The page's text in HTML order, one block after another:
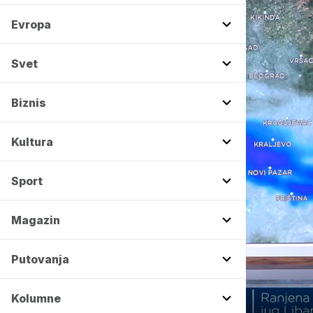
Evropa
Svet
Biznis
Kultura
Sport
Magazin
Putovanja
Kolumne